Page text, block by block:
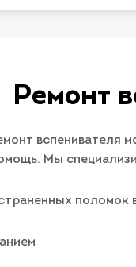
Ремонт
вспенивателя
Мы
поломок